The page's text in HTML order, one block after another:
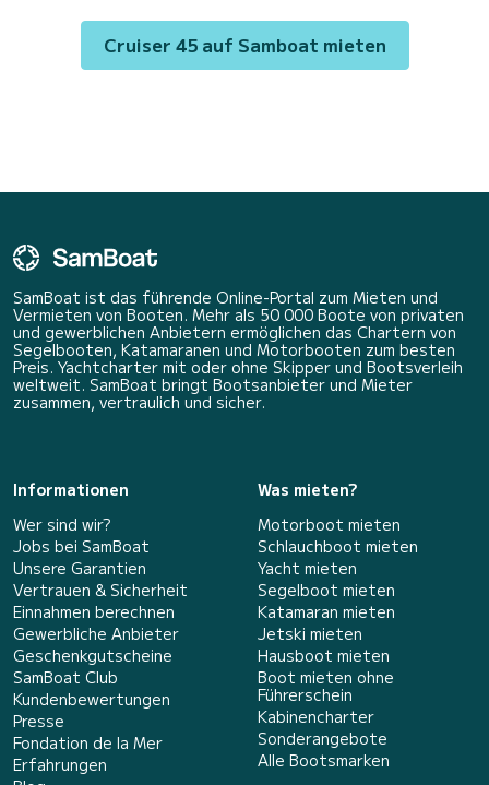
Cruiser 45 auf Samboat mieten
SamBoat ist das führende Online-Portal zum Mieten und
Vermieten von Booten. Mehr als 50 000 Boote von privaten
und gewerblichen Anbietern ermöglichen das Chartern von
Segelbooten, Katamaranen und Motorbooten zum besten
Preis. Yachtcharter mit oder ohne Skipper und Bootsverleih
weltweit. SamBoat bringt Bootsanbieter und Mieter
zusammen, vertraulich und sicher.
Informationen
Wer sind wir?
Jobs bei SamBoat
Unsere Garantien
Vertrauen & Sicherheit
Einnahmen berechnen
Gewerbliche Anbieter
Geschenkgutscheine
SamBoat Club
Kundenbewertungen
Presse
Fondation de la Mer
Erfahrungen
Was mieten?
Motorboot mieten
Schlauchboot mieten
Yacht mieten
Segelboot mieten
Katamaran mieten
Jetski mieten
Hausboot mieten
Boot mieten ohne
Führerschein
Kabinencharter
Sonderangebote
Alle Bootsmarken